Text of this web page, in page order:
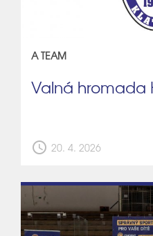
A TEAM
Valná hromada
schedule 20. 4. 2026